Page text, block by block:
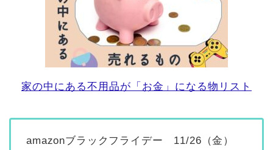
家の中にある不用品が「お金」になる物リスト
amazonブラックフライデー 11/26（金）